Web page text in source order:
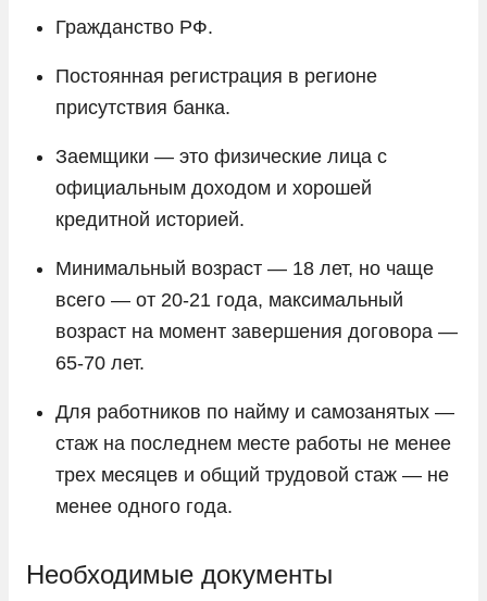
Гражданство РФ.
Постоянная регистрация в регионе
присутствия банка.
Заемщики — это физические лица с
официальным доходом и хорошей
кредитной историей.
Минимальный возраст — 18 лет, но чаще
всего — от 20-21 года, максимальный
возраст на момент завершения договора —
65-70 лет.
Для работников по найму и самозанятых —
стаж на последнем месте работы не менее
трех месяцев и общий трудовой стаж — не
менее одного года.
Необходимые документы